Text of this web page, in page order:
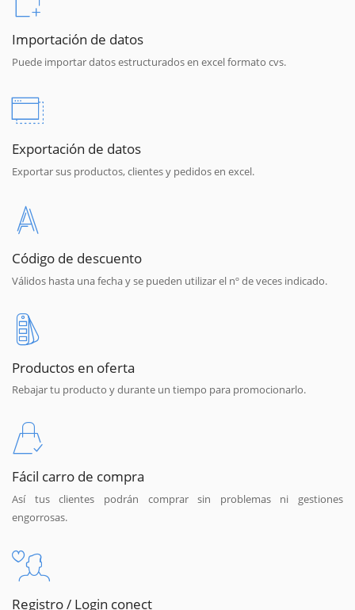
Importación de datos
Puede importar datos estructurados en excel formato cvs.
Exportación de datos
Exportar sus productos, clientes y pedidos en excel.
Código de descuento
Válidos hasta una fecha y se pueden utilizar el nº de veces indicado.
Productos en oferta
Rebajar tu producto y durante un tiempo para promocionarlo.
Fácil carro de compra
Así tus clientes podrán comprar sin problemas ni gestiones
engorrosas.
Registro / Login conect